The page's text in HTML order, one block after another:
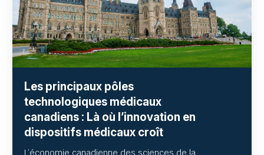
Les principaux pôles
technologiques médicaux
canadiens : Là où l’innovation en
dispositifs médicaux croît